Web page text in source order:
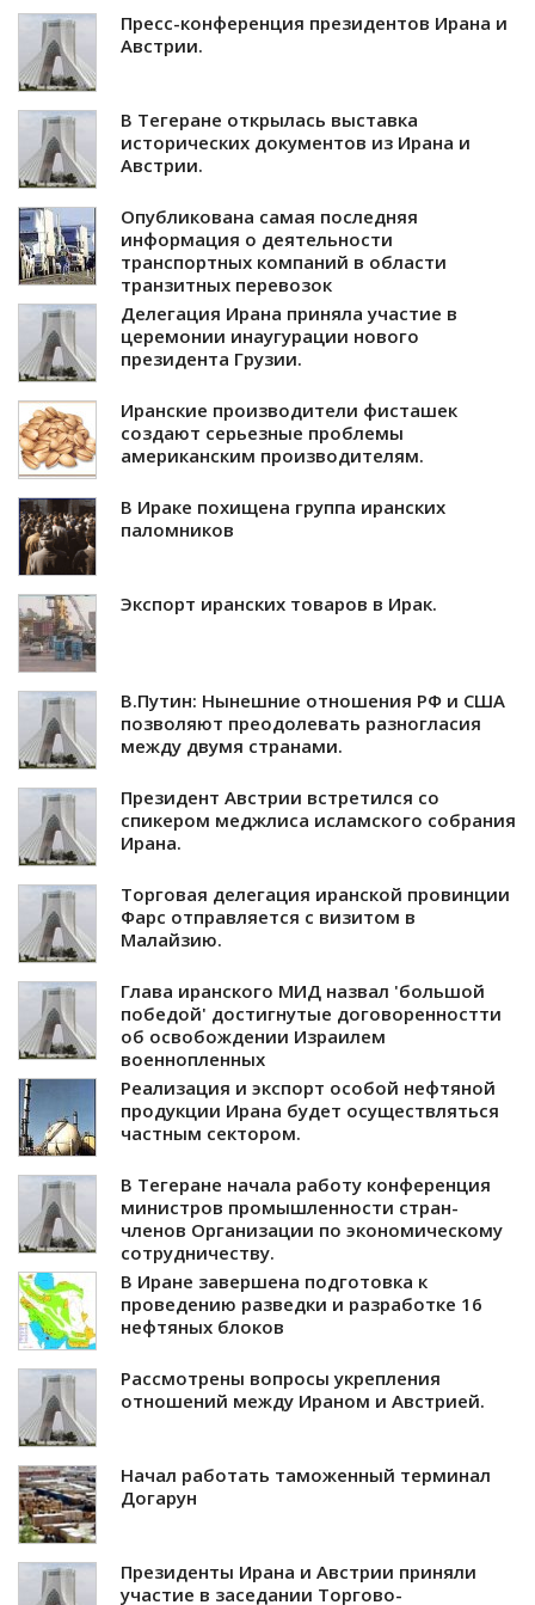
Пресс-конференция президентов Ирана и
Австрии.
В Тегеране открылась выставка
исторических документов из Ирана и
Австрии.
Опубликована самая последняя
информация о деятельности
транспортных компаний в области
транзитных перевозок
Делегация Ирана приняла участие в
церемонии инаугурации нового
президента Грузии.
Иранские производители фисташек
создают серьезные проблемы
американским производителям.
В Ираке похищена группа иранских
паломников
Экспорт иранских товаров в Ирак.
В.Путин: Нынешние отношения РФ и США
позволяют преодолевать разногласия
между двумя странами.
Президент Австрии встретился со
спикером меджлиса исламского собрания
Ирана.
Торговая делегация иранской провинции
Фарс отправляется с визитом в
Малайзию.
Глава иранского МИД назвал 'большой
победой' достигнутые договоренностти
об освобождении Израилем
военнопленных
Реализация и экспорт особой нефтяной
продукции Ирана будет осуществляться
частным сектором.
В Тегеране начала работу конференция
министров промышленности стран-
членов Организации по экономическому
сотрудничеству.
В Иране завершена подготовка к
проведению разведки и разработке 16
нефтяных блоков
Рассмотрены вопросы укрепления
отношений между Ираном и Австрией.
Начал работать таможенный терминал
Догарун
Президенты Ирана и Австрии приняли
участие в заседании Торгово-